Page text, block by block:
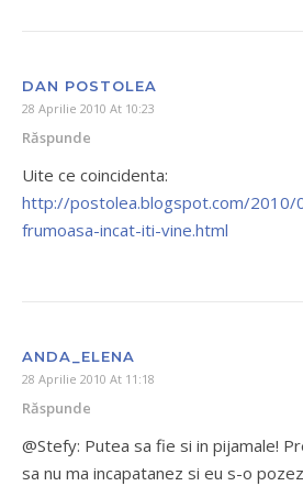
DAN POSTOLEA
28 Aprilie 2010 At 10:23
Răspunde
Uite ce coincidenta:
http://postolea.blogspot.com/2010/
frumoasa-incat-iti-vine.html
ANDA_ELENA
28 Aprilie 2010 At 11:18
Răspunde
@Stefy: Putea sa fie si in pijamale!
sa nu ma incapatanez si eu s-o